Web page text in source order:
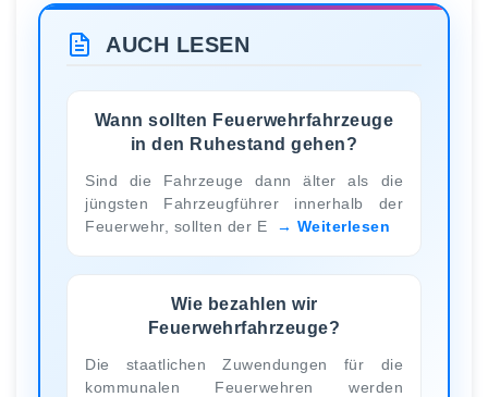
AUCH LESEN
Wann sollten Feuerwehrfahrzeuge
in den Ruhestand gehen?
Sind die Fahrzeuge dann älter als die
jüngsten Fahrzeugführer innerhalb der
Feuerwehr, sollten der E
Weiterlesen
Wie bezahlen wir
Feuerwehrfahrzeuge?
Die staatlichen Zuwendungen für die
kommunalen Feuerwehren werden